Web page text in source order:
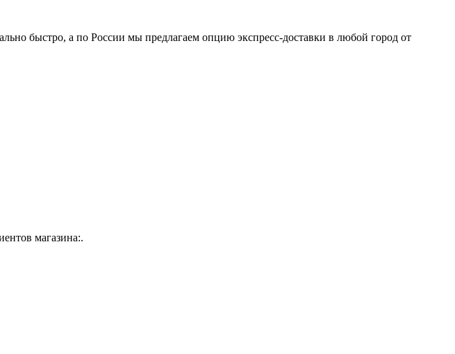
быстро, а по России мы предлагаем опцию экспресс-доставки в любой город от
магазина:.